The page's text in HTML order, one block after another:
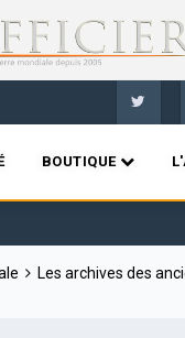
BOUTIQUE
Les archives des